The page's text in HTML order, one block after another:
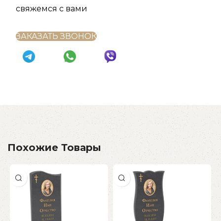
свяжемся с вами
ЗАКАЗАТЬ ЗВОНОК
Похожие Товары